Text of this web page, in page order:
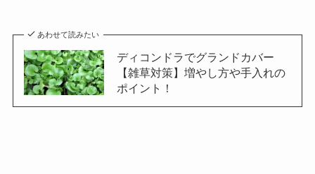
あわせて読みたい
ディコンドラでグランドカバー
【雑草対策】増やし方や手入れの
ポイント！